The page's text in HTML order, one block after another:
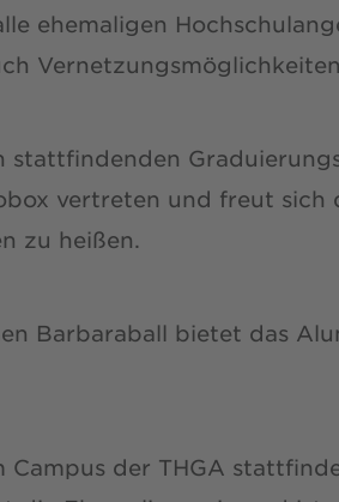
ehemaligen
stattfindenden
vertreten und freut sich
zu heißen.
Barbaraball bietet das
Campus der THGA